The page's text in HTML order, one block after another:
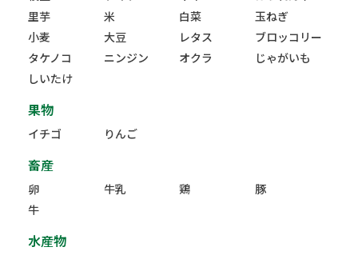
里芋
米 白菜
玉ねぎ
小麦
大豆 レタス
ブロッコリー
タケノコ
ニンジン オクラ
じゃがいも
しいたけ
果物
イチゴ りんご
畜産
卵 牛乳 鶏
豚
牛
水産物